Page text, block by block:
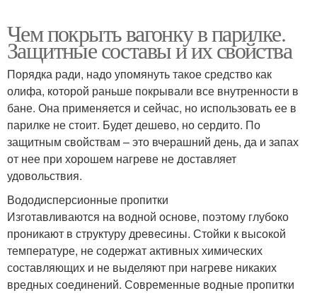
Чем покрыть вагонку в парилке.
Защитные составы и их свойства
Порядка ради, надо упомянуть такое средство как
олифа, которой раньше покрывали все внутренности в
бане. Она применяется и сейчас, но использовать ее в
парилке не стоит. Будет дешево, но сердито. По
защитным свойствам – это вчерашний день, да и запах
от нее при хорошем нагреве не доставляет
удовольствия.
Вододисперсионные пропитки
Изготавливаются на водной основе, поэтому глубоко
проникают в структуру древесины. Стойки к высокой
температуре, не содержат активных химических
составляющих и не выделяют при нагреве никаких
вредных соединений. Современные водные пропитки